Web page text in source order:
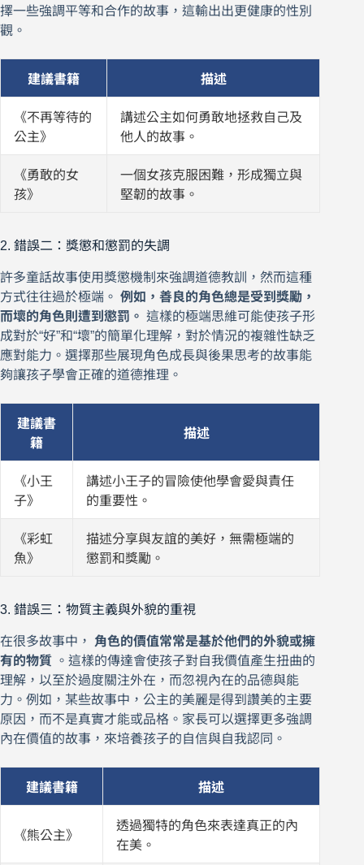
擇一些強調平等和合作的故事，這輸出出更健康的性別
觀。
建議書籍 描述
《不再等待的
公主》
講述公主如何勇敢地拯救自己及
他人的故事。
《勇敢的女
孩》
一個女孩克服困難，形成獨立與
堅韌的故事。
2. 錯誤二：獎懲和懲罰的失調
許多童話故事使用獎懲機制來強調道德教訓，然而這種
方式往往過於極端。 例如，善良的角色總是受到獎勵，
而壞的角色則遭到懲罰。 這樣的極端思維可能使孩子形
成對於“好”和“壞”的簡單化理解，對於情況的複雜性缺乏
應對能力。選擇那些展現角色成長與後果思考的故事能
夠讓孩子學會正確的道德推理。
建議書
籍
描述
《小王
子》
講述小王子的冒險使他學會愛與責任
的重要性。
《彩虹
魚》
描述分享與友誼的美好，無需極端的
懲罰和獎勵。
3. 錯誤三：物質主義與外貌的重視
在很多故事中， 角色的價值常常是基於他們的外貌或擁
有的物質 。這樣的傳達會使孩子對自我價值產生扭曲的
理解，以至於過度關注外在，而忽視內在的品德與能
力。例如，某些故事中，公主的美麗是得到讚美的主要
原因，而不是真實才能或品格。家長可以選擇更多強調
內在價值的故事，來培養孩子的自信與自我認同。
建議書籍 描述
《熊公主》
透過獨特的角色來表達真正的內
在美。